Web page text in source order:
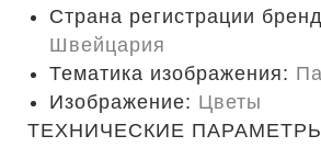
Страна регистрации
Швейцария
Тематика изображения:
Изображение: Цветы
ТЕХНИЧЕСКИЕ